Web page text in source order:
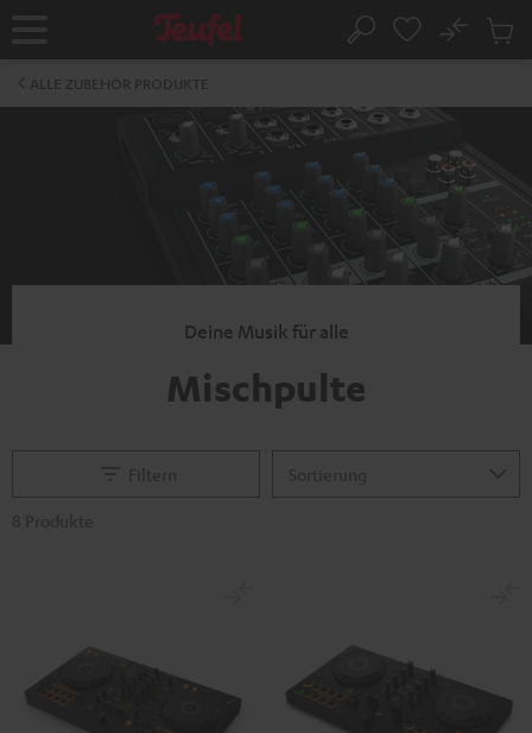
Startseite Suche
No
Deine Musik für alle
Mischpulte